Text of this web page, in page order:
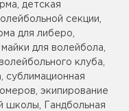
детская
секции,
для либеро,
для волейбола,
клуба,
сублимационная
экипирование
школы, Гандбольная